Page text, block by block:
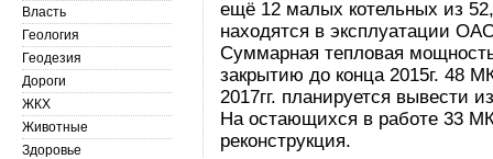
ещё 12 малых котельных из
находятся в эксплуатации
Суммарная тепловая
закрытию до конца 2015г. 48
2017гг. планируется вывести
На остающихся в работе 33
реконструкция.
Власть
Геология
Геодезия
Дороги
ЖКХ
Животные
Здоровье